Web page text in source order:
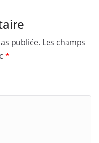
publiée. Les champs
*